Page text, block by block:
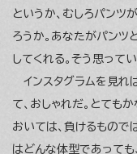
というか、むしろパン
ろうか。あなたがパンツ
してくれる。そう思って
インスタグラムを見れ
て、おしゃれだ。とても
おいては、負けるもので
はどんな体型であっても